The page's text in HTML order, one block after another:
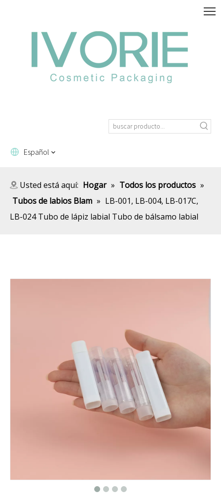
Español
Usted está aquí: Hogar » Todos los productos »
Tubos de labios Blam » LB-001, LB-004, LB-017C,
LB-024 Tubo de lápiz labial Tubo de bálsamo labial